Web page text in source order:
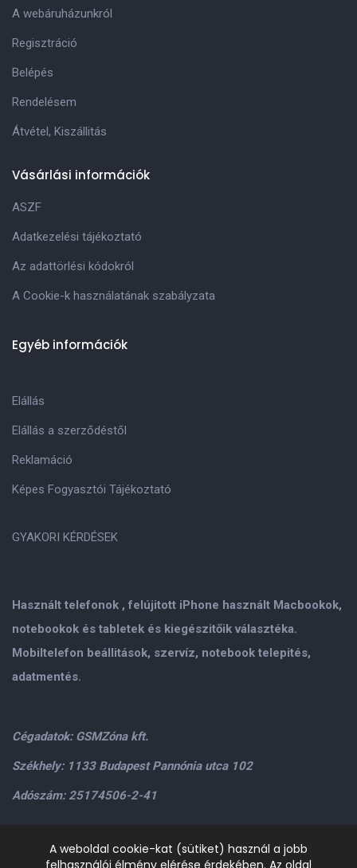
Használt telefonok , felújitott iPhone használt Macbookok,
notebookok és tabletek és kiegészitőik választéka.
Mobiltelefon beállitások, szervíz, notebook telepités,
adatmentés.
Cégadatok: GSMZóna kft.
Székhely: 1133 Budapest Pannónia utca 102
Adószám: 25174506-2-41
Személyes átvétel: GSMZóna kft. 1134.Bp. Váci út 9-15
A webáruházunkról
Regisztráció
Belépés
Rendelésem
Átvétel, Kiszállitás
Vásárlási információk
ASZF
Adatkezelési tájékoztató
Az adattörlési kódokról
A Cookie-k használatának szabályzata
Egyéb információk
Elállás
Elállás a szerződéstől
Reklamáció
Képes Fogyasztói Tájékoztató
GYAKORI KÉRDÉSEK
A weboldal cookie-kat (sütiket) használ a jobb
felhasználói élmény elérése érdekében. Az oldal